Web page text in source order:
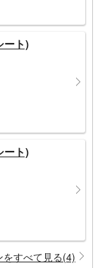
ート)
ート)
をすべて見る(4)